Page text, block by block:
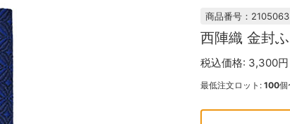
商品番号：2105063
西陣織 金封
税込価格: 3,300
最低注文ロット: 100個